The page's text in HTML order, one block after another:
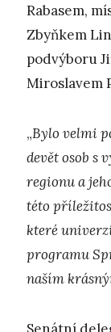
Rabasem,
Zbyňkem
podvýboru
Miroslavem
„Bylo velmi
devět osob s
regionu a
této
které
programu
naším